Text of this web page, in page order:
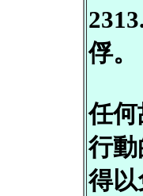
俘。
任何
行動
得以